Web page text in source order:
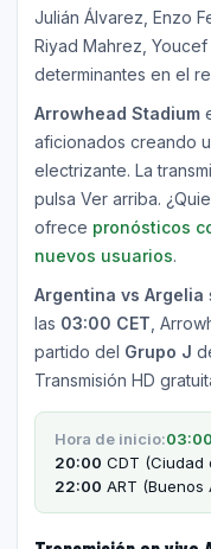
Julián Álvarez, Enzo
Riyad Mahrez, Youcef
determinantes en el
Arrowhead Stadium
aficionados creando
electrizante. La
pulsa Ver arriba.
ofrece pronósticos
nuevos usuarios.
Argentina vs Argelia
las 03:00 CET ,
partido del Grupo J
Transmisión HD
Hora de inicio:03:00
20:00 CDT (Ciudad
22:00 ART (Buenos